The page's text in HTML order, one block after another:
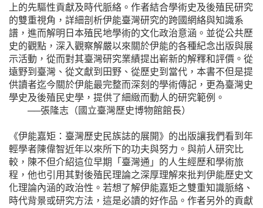
上的先驅性貢獻及時代脈絡。作者結合學術史及後殖民研究
的雙重視角，詳細剖析伊能臺灣研究的跨國網絡與知識系
譜，進而解明日本殖民地學術的文化政治意涵。並從公共歷
史的觀點，深入觀察解嚴以來關於伊能的各種紀念出版與展
示活動，從而對其臺灣研究業績提出嶄新的解釋和評價。從
遠野到臺灣、從文獻到田野、從歷史到當代，本書不但是提
供讀者迄今關於伊能最完整而深刻的學術傳記，更為臺灣史
學史及後殖民史學，提供了細緻而動人的研究範例。
──張隆志（國立臺灣歷史博物館館長）
《伊能嘉矩：臺灣歷史民族誌的展開》的出版讓我們看到年
輕學者陳偉智近年以來所下的功夫與努力。與前人研究比
較，陳不但介紹這位早期「臺灣通」的人生經歷和學術旅
程，他也引用其對後殖民理論之深厚理解來批判伊能歷史文
化理論內涵的政治性。若想了解伊能嘉矩之雙重知識脈絡、
時代背景或研究方法，這是必讀的好作品。作者另外的貢獻